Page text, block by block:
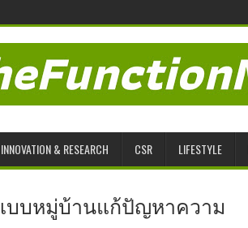
INNOVATION & RESEARCH CSR LIFESTYLE
บบหมู่บ้านแก้ปัญหาความ